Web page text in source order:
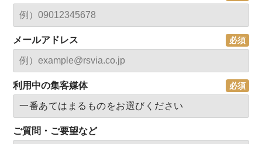
メールアドレス
利用中の集客媒体
ご質問・ご要望など